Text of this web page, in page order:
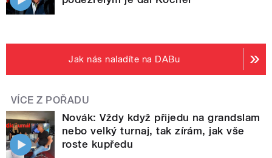
Jak nás naladíte na DABu
VÍCE Z POŘADU
Novák: Vždy když přijedu na grandslam
nebo velký turnaj, tak zírám, jak vše
roste kupředu